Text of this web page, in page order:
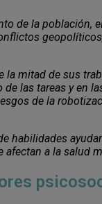
de la población,
la mitad de sus
las tareas y en
de la
habilidades
a la salud